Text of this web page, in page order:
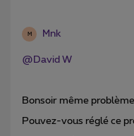
M Mnk
@David W
Bonsoir même
Pouvez-vous réglé ce